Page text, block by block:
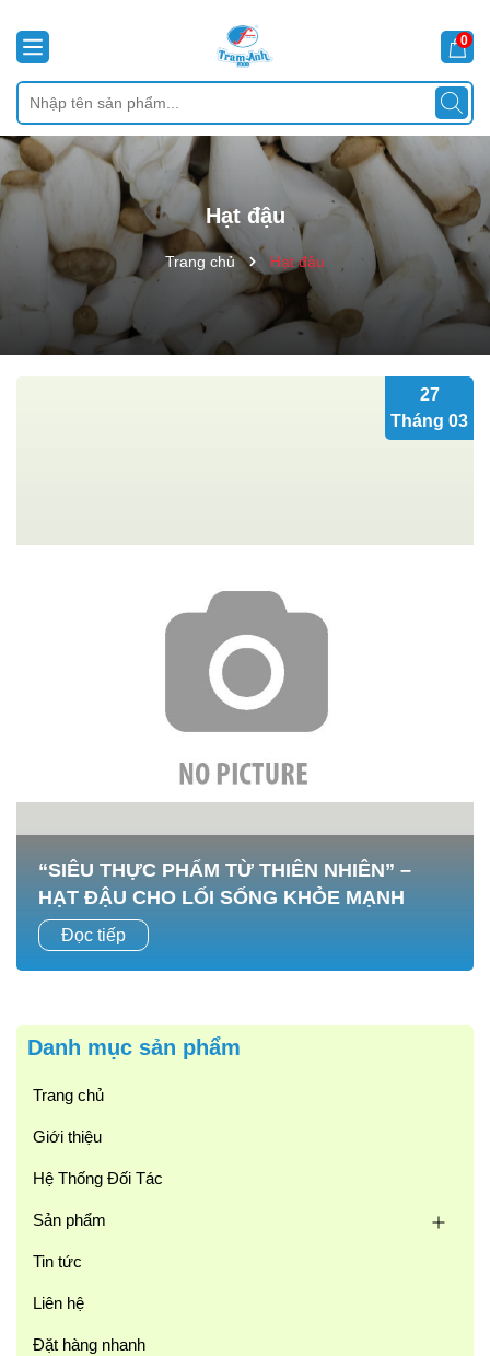
0
Hạt đậu
Trang chủ Hạt đậu
27
Tháng 03
“SIÊU THỰC PHẨM TỪ THIÊN NHIÊN” –
HẠT ĐẬU CHO LỐI SỐNG KHỎE MẠNH
1. Lợi ích của các loại hạt đậu 1.1 Thành phần dinh dưỡng
Trong 100g hạt đậu khô thường chứa: Protein thực vật: 20–
25g Chất xơ cao Carbohydrate phức hợp Vitamin nhóm B
Đọc tiếp
Danh mục sản phẩm
Trang chủ
Giới thiệu
Hệ Thống Đối Tác
Sản phẩm
Tin tức
Liên hệ
Đặt hàng nhanh